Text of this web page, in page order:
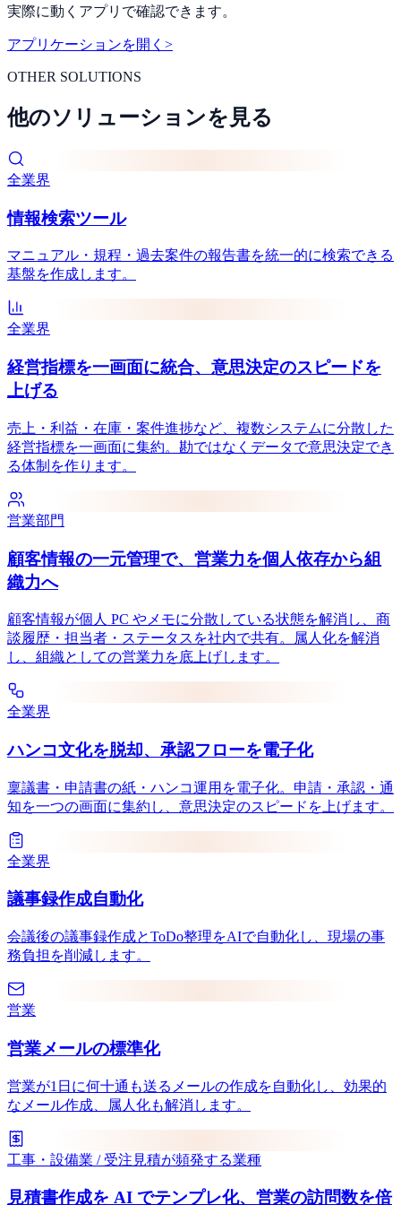
実際に動くアプリで確認できます。
アプリケーションを開く >
OTHER SOLUTIONS
他のソリューションを見る
全業界
情報検索ツール
マニュアル・規程・過去案件の報告書を統一的に検索できる
基盤を作成します。
全業界
経営指標を一画面に統合、意思決定のスピードを
上げる
売上・利益・在庫・案件進捗など、複数システムに分散した
経営指標を一画面に集約。勘ではなくデータで意思決定でき
る体制を作ります。
営業部門
顧客情報の一元管理で、営業力を個人依存から組
織力へ
顧客情報が個人 PC やメモに分散している状態を解消し、商
談履歴・担当者・ステータスを社内で共有。属人化を解消
し、組織としての営業力を底上げします。
全業界
ハンコ文化を脱却、承認フローを電子化
稟議書・申請書の紙・ハンコ運用を電子化。申請・承認・通
知を一つの画面に集約し、意思決定のスピードを上げます。
全業界
議事録作成自動化
会議後の議事録作成とToDo整理をAIで自動化し、現場の事
務負担を削減します。
営業
営業メールの標準化
営業が1日に何十通も送るメールの作成を自動化し、効果的
なメール作成、属人化も解消します。
工事・設備業 / 受注見積が頻発する業種
見積書作成を AI でテンプレ化、営業の訪問数を倍